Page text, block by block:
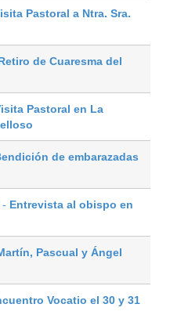
Pastoral a Ntra. Sra.
de Cuaresma del
Pastoral en La
de embarazadas
Entrevista al obispo en
Pascual y Ángel
Vocatio el 30 y 31